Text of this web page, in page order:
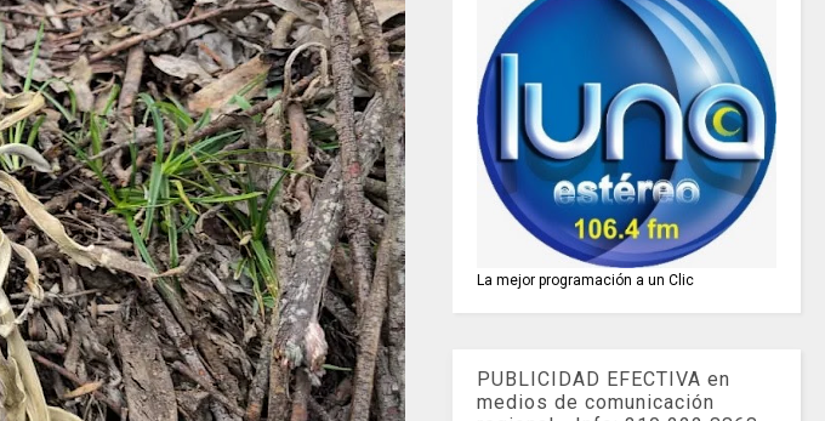
La mejor programación a un Clic
PUBLICIDAD EFECTIVA en
medios de comunicación